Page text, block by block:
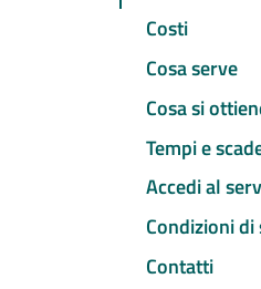
Costi
Cosa serve
Cosa si
Tempi e
Accedi al
Condizioni di
Contatti